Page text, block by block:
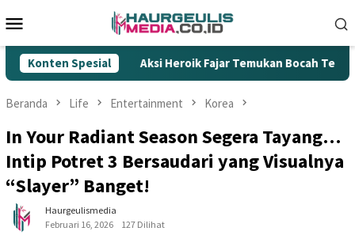
ke
Mobile
Konten Spesial
Aksi Heroik Fajar Temukan Bocah Tenggelam di
Beranda Life Entertainment Korea
In Your Radiant Season Segera Tayang…
Intip Potret 3 Bersaudari yang Visualnya
“Slayer” Banget!
Haurgeulismedia
Februari 16, 2026
127 Dilihat